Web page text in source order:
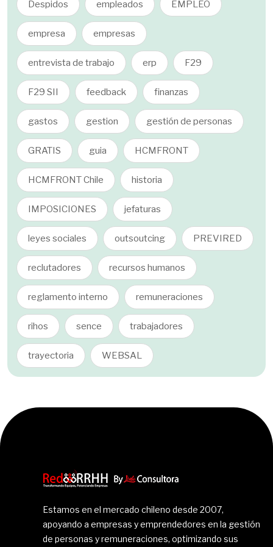
Despidos empleados EMPLEO
empresa empresas
entrevista de trabajo erp F29
F29 SII feedback finanzas
gastos gestion gestión de personas
GRATIS guia HCMFRONT
HCMFRONT Chile historia
IMPOSICIONES jefaturas
leyes sociales outsoutcing PREVIRED
reclutadores recursos humanos
reglamento interno remuneraciones
rihos sence trabajadores
trayectoria WEBSAL
Estamos en el mercado chileno desde 2007,
apoyando a empresas y emprendedores en la gestión
de personas y remuneraciones, optimizando sus